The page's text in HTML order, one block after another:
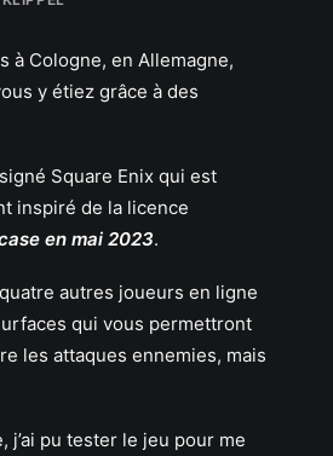
à Cologne, en Allemagne,
y étiez grâce à des
Square Enix qui est
inspiré de la licence
en mai 2023.
autres joueurs en ligne
qui vous permettront
les attaques ennemies, mais
j’ai pu tester le jeu pour me